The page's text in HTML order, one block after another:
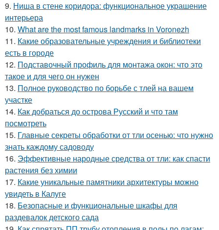
9. Ниша в стене коридора: функциональное украшение
интерьера
10. What are the most famous landmarks in Voronezh
11. Какие образовательные учреждения и библиотеки
есть в городе
12. Подставочный профиль для монтажа окон: что это
такое и для чего он нужен
13. Полное руководство по борьбе с тлей на вашем
участке
14. Как добраться до острова Русский и что там
посмотреть
15. Главные секреты обработки от тли осенью: что нужно
знать каждому садоводу
16. Эффективные народные средства от тли: как спасти
растения без химии
17. Какие уникальные памятники архитектуры можно
увидеть в Калуге
18. Безопасные и функциональные шкафы для
раздевалок детского сада